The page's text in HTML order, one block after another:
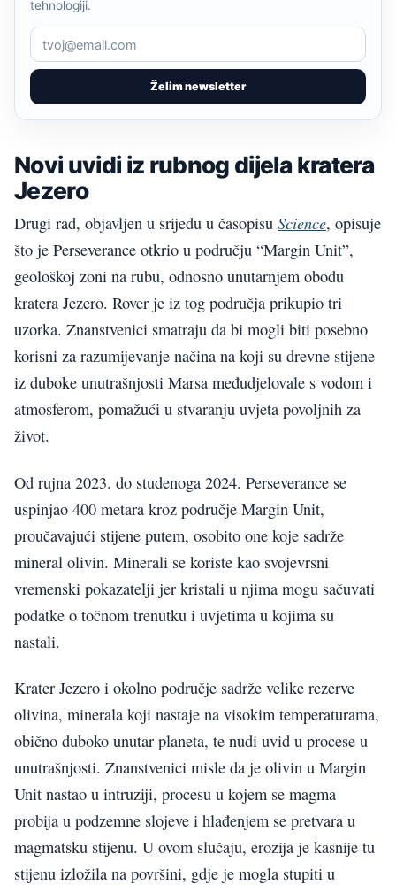
Želim newsletter
tehnologiji.
Novi uvidi iz rubnog dijela kratera
Jezero
Drugi rad, objavljen u srijedu u časopisu Science, opisuje
što je Perseverance otkrio u području “Margin Unit”,
geološkoj zoni na rubu, odnosno unutarnjem obodu
kratera Jezero. Rover je iz tog područja prikupio tri
uzorka. Znanstvenici smatraju da bi mogli biti posebno
korisni za razumijevanje načina na koji su drevne stijene
iz duboke unutrašnjosti Marsa međudjelovale s vodom i
atmosferom, pomažući u stvaranju uvjeta povoljnih za
život.
Od rujna 2023. do studenoga 2024. Perseverance se
uspinjao 400 metara kroz područje Margin Unit,
proučavajući stijene putem, osobito one koje sadrže
mineral olivin. Minerali se koriste kao svojevrsni
vremenski pokazatelji jer kristali u njima mogu sačuvati
podatke o točnom trenutku i uvjetima u kojima su
nastali.
Krater Jezero i okolno područje sadrže velike rezerve
olivina, minerala koji nastaje na visokim temperaturama,
obično duboko unutar planeta, te nudi uvid u procese u
unutrašnjosti. Znanstvenici misle da je olivin u Margin
Unit nastao u intruziji, procesu u kojem se magma
probija u podzemne slojeve i hlađenjem se pretvara u
magmatsku stijenu. U ovom slučaju, erozija je kasnije tu
stijenu izložila na površini, gdje je mogla stupiti u